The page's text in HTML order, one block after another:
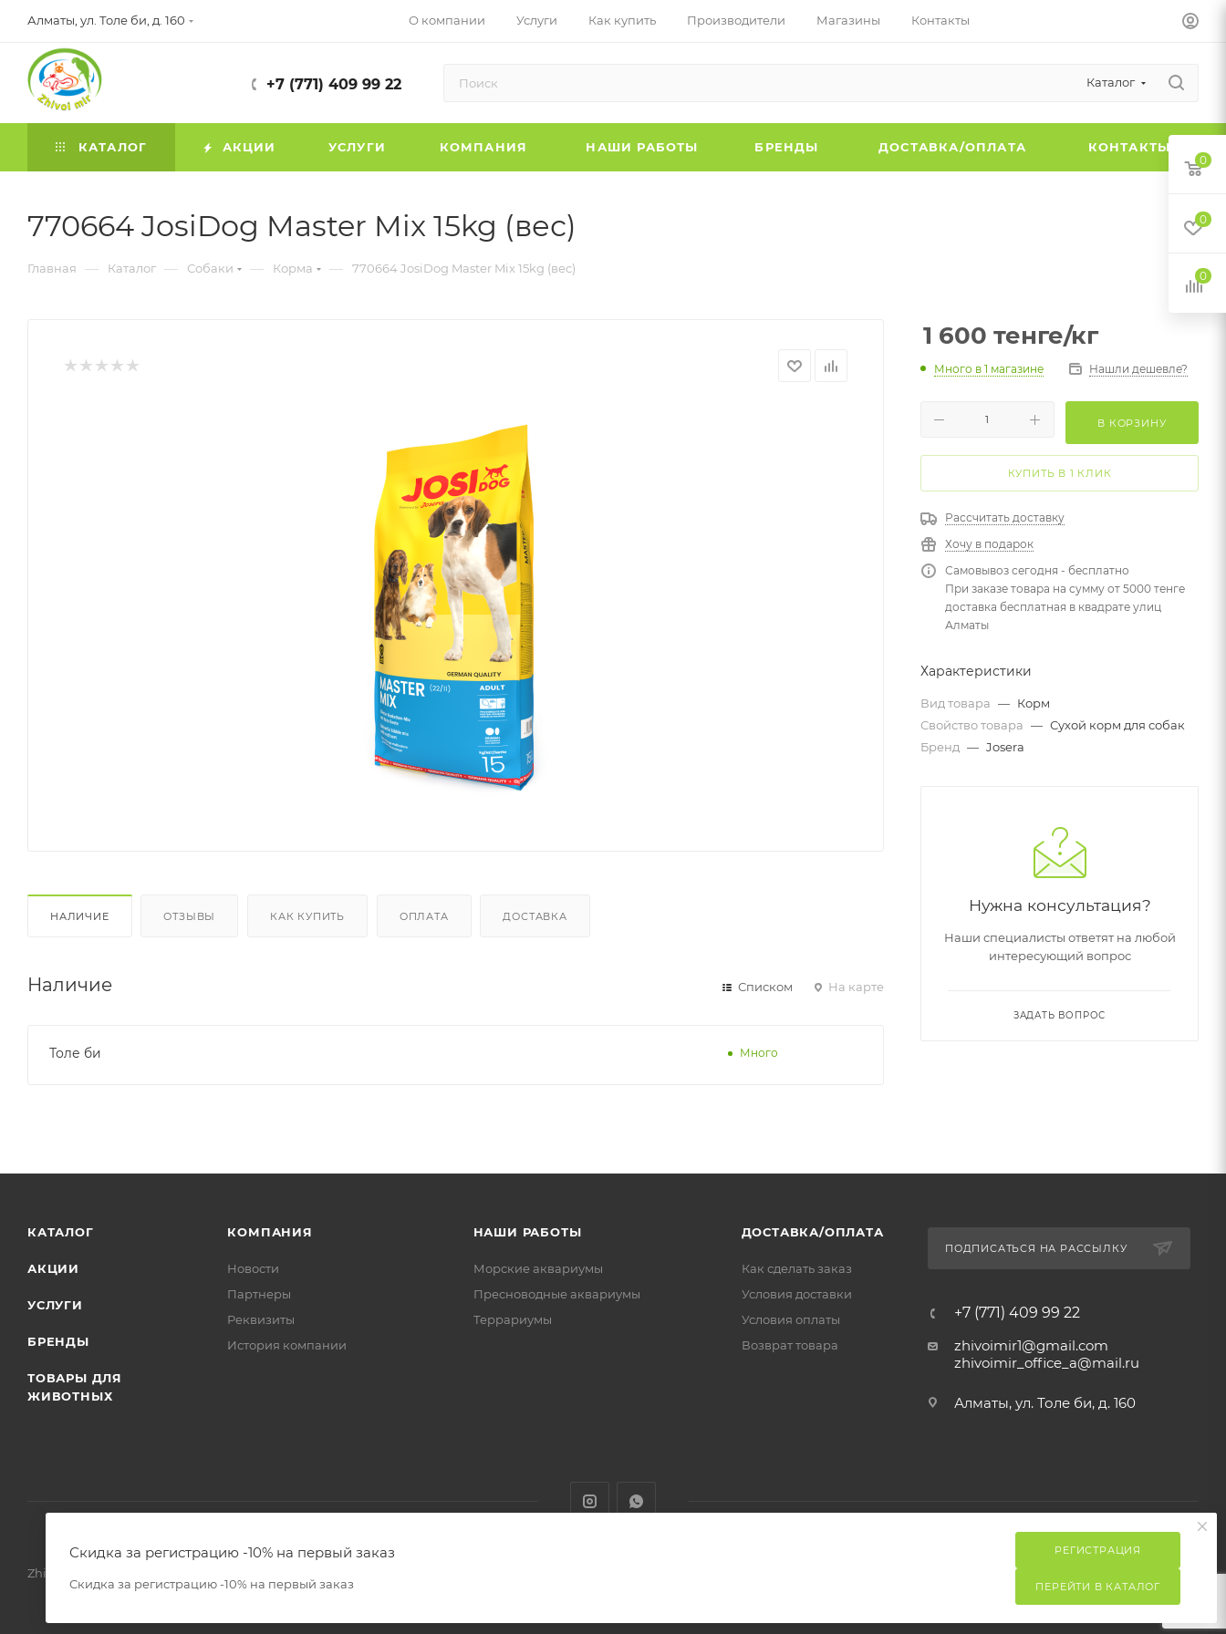
Алматы, ул. Толе би, д. 160 О компании Услуги Как купить Производители Магазины Контакты
+7 (771) 409 99 22 Каталог
КАТАЛОГ АКЦИИ УСЛУГИ КОМПАНИЯ НАШИ РАБОТЫ БРЕНДЫ ДОСТАВКА/ОПЛАТА КОНТАКТЫ
770664 JosiDog Master Mix 15kg (вес)
Главная — Каталог — Собаки — Корма — 770664 JosiDog Master Mix 15kg (вес)
НАЛИЧИЕ ОТЗЫВЫ КАК КУПИТЬ ОПЛАТА ДОСТАВКА
Наличие Списком На карте
Толе би Много
1 600 тенге/кг
Много в 1 магазине Нашли дешевле?
В КОРЗИНУ
КУПИТЬ В 1 КЛИК
Рассчитать доставку
Хочу в подарок
Самовывоз сегодня - бесплатно
При заказе товара на сумму от 5000 тенге
доставка бесплатная в квадрате улиц
Алматы
Характеристики
Вид товара — Корм
Свойство товара — Сухой корм для собак
Бренд — Josera
Нужна консультация?
Наши специалисты ответят на любой
интересующий вопрос
ЗАДАТЬ ВОПРОС
КАТАЛОГ
АКЦИИ
УСЛУГИ
БРЕНДЫ
ТОВАРЫ ДЛЯ
ЖИВОТНЫХ
КОМПАНИЯ
Новости
Партнеры
Реквизиты
История компании
НАШИ РАБОТЫ
Морские аквариумы
Пресноводные аквариумы
Террариумы
ДОСТАВКА/ОПЛАТА
Как сделать заказ
Условия доставки
Условия оплаты
Возврат товара
ПОДПИСАТЬСЯ НА РАССЫЛКУ
+7 (771) 409 99 22
zhivoimir1@gmail.com
zhivoimir_office_a@mail.ru
Алматы, ул. Толе би, д. 160
Zhivoimir.kz 2026 © – Интернет-зоомагазин для питомцев и животных с доставкой товаров по Алматы и Казахстану
0
0
0
Скидка за регистрацию -10% на первый заказ
Скидка за регистрацию -10% на первый заказ
РЕГИСТРАЦИЯ
ПЕРЕЙТИ В КАТАЛОГ